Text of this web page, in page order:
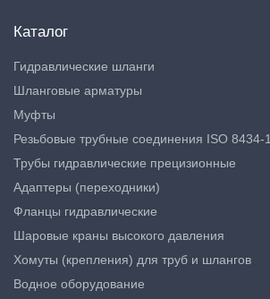
Каталог
Гидравлические шланги
Шланговые арматуры
Муфты
Резьбовые трубные соединения ISO 8434-1
Трубы гидравлические прецизионные
Адаптеры (переходники)
Фланцы гидравлические
Шаровые краны высокого давления
Хомуты (крепления) для труб и шлангов
Водное оборудование